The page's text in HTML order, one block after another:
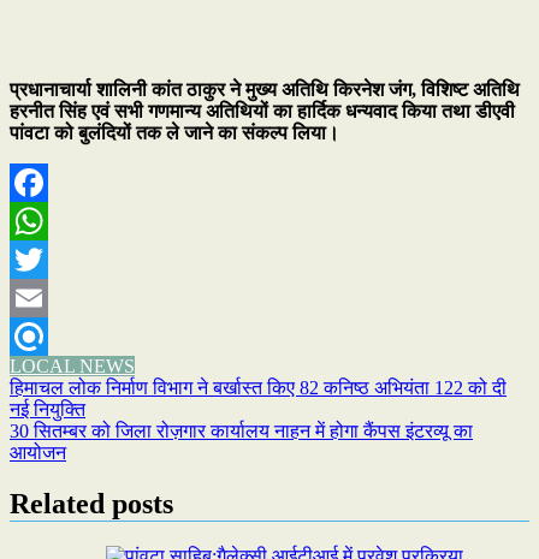
प्रधानाचार्या शालिनी कांत ठाकुर ने मुख्य अतिथि किरनेश जंग, विशिष्ट अतिथि
हरनीत सिंह एवं सभी गणमान्य अतिथियों का हार्दिक धन्यवाद किया तथा डीएवी
पांवटा को बुलंदियों तक ले जाने का संकल्प लिया।
Facebook
WhatsApp
Twitter
Email
Refind
LOCAL NEWS
Post
navigation
हिमाचल लोक निर्माण विभाग ने बर्खास्त किए 82 कनिष्ठ अभियंता 122 को दी
नई नियुक्ति
30 सितम्बर को जिला रोज़गार कार्यालय नाहन में होगा कैंपस इंटरव्यू का
आयोजन
Related posts